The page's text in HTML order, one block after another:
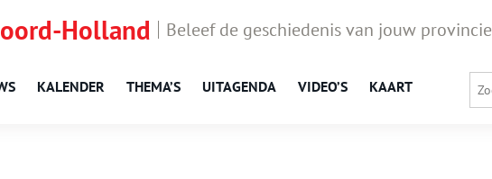
Holland Beleef de geschiedenis van jouw provincie
KALENDER THEMA’S UITAGENDA VIDEO’S KAART